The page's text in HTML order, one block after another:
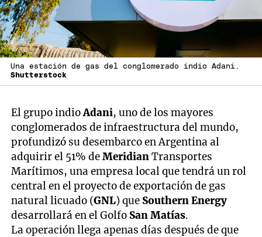
Una estación de gas del conglomerado indio Adani.
Shutterstock
El grupo indioAdani, uno de los mayores
conglomerados de infraestructura del mundo,
profundizó su desembarco en Argentina al
adquirir el 51% deMeridianTransportes
Marítimos, una empresa local que tendrá un rol
central en el proyecto de exportación de gas
natural licuado (GNL) que Southern Energy
desarrollará en el Golfo San Matías.
La operación llega apenas días después de que